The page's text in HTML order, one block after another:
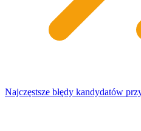
Najczęstsze błędy kandydatów